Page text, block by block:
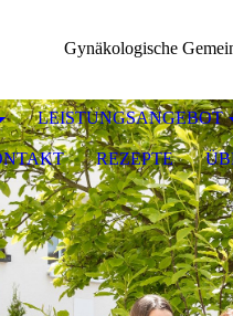
Gynäkologische
LEISTUNGSANGEBOT
REZEPTE